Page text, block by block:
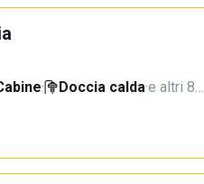
· Doccia calda·e altri 8…